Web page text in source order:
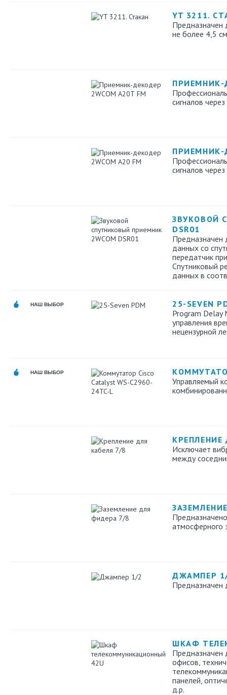
YT 3211.
Предназначен
не более 4,5
ПРИЕМНИК-
сигналов
ПРИЕМНИК-
сигналов
ЗВУКОВОЙ
DSR01
Предназначен
данных со
передатчик
Спутниковый
данных в
НАШ ВЫБОР
25-SEVEN
Program Delay
управления
нецензурной
НАШ ВЫБОР
Управляемый
КРЕПЛЕНИЕ
Исключает
между
атмосферного
ДЖАМПЕР
Предназначен
ШКАФ
Предназначен
офисов,
панелей,
д.р.